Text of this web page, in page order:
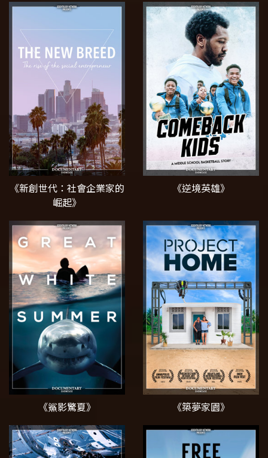
《新創世代：社會企業家的
崛起》
《逆境英雄》
《鯊影驚夏》 《築夢家園》